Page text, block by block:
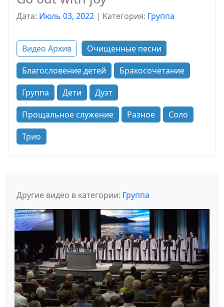
Дата: Июль 03, 2022 | Kатегория: Группа
Видео Архив
Очищенные песни
Благословение детей
Бракосочетание
Группа
Дети
Дуэт
Прощальное служение
Разное
Соло
Трио
Другие видео в категории: Группа